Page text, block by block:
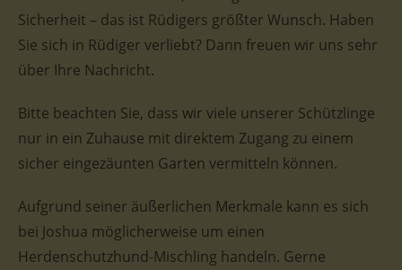
Sicherheit – das ist Rüdigers größter Wunsch. Haben
Sie sich in Rüdiger verliebt? Dann freuen wir uns sehr
über Ihre Nachricht.
Bitte beachten Sie, dass wir viele unserer Schützlinge
nur in ein Zuhause mit direktem Zugang zu einem
sicher eingezäunten Garten vermitteln können.
Aufgrund seiner äußerlichen Merkmale kann es sich
bei Joshua möglicherweise um einen
Herdenschutzhund-Mischling handeln. Gerne